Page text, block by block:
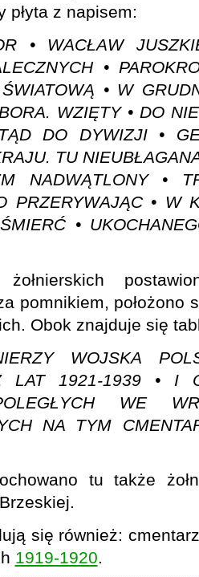
płyta z napisem:
• WACŁAW
•
• W
WZIĘTY • DO
DO DYWIZJI •
TU
NADWĄTLONY •
PRZERYWAJĄC • W
•
pomnikiem, położono
Obok znajduje się
WOJSKA
LAT 1921-1939 • I
WE
NA TYM
tu także
się również:
1919-1920.